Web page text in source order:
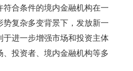
合条件的境内金融机构在一
复杂多变背景下，发放新一
进一步增强市场和投资主体
投资者、境内金融机构等多